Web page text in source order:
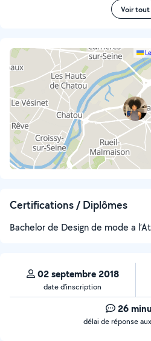
Voir tout
Certifications / Diplômes
Bachelor de Design de mode a
02 septembre 2018
date d’inscription
26
délai de réponse